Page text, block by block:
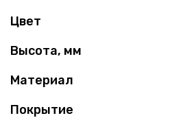
Цвет
Высота, мм
Материал
Покрытие